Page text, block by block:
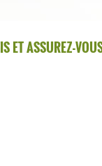
ET ASSUREZ-